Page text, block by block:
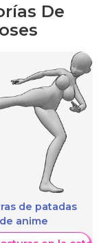
De
de patadas
de anime